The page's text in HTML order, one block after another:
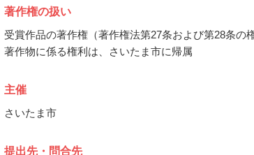
著作権の扱い
受賞作品の著作権（著作権法第27条および第28条の
著作物に係る権利は、さいたま市に帰属
主催
さいたま市
提出先・問合先